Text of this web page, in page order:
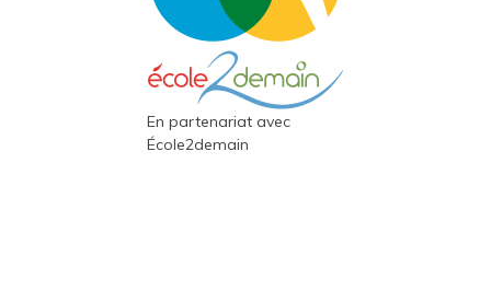
En partenariat avec
École2demain